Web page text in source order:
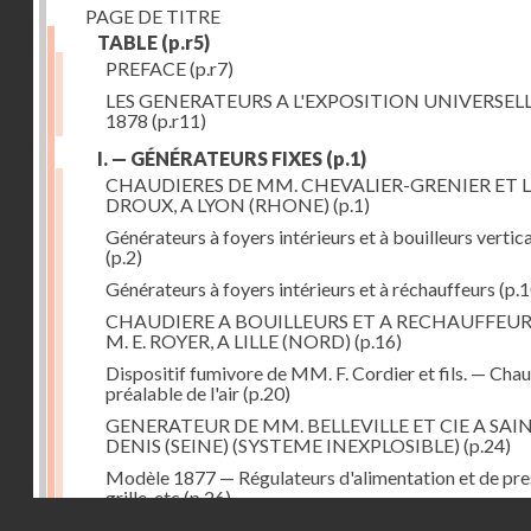
PAGE DE TITRE
TABLE (p.r5)
PREFACE(p.r7)
LES GENERATEURS A L'EXPOSITION
1878 (p.r11)
I. — GÉNÉRATEURS FIXES (p.1)
CHAUDIERES DE MM. CHEVALIER-GRENIER ET
DROUX, A LYON (RHONE) (p.1)
Générateurs à foyers intérieurs et à bouilleurs
(p.2)
Générateurs à foyers intérieurs et à réchauffeurs
CHAUDIERE A BOUILLEURS ET A
M. E. ROYER, A LILLE (NORD) (p.16)
Dispositif fumivore de MM. F. Cordier et fils. —
préalable de l'air(p.20)
GENERATEUR DE MM. BELLEVILLE ET CIE A
DENIS (SEINE) (SYSTEME INEXPLOSIBLE) (p.24)
Modèle 1877 — Régulateurs d'alimentation et de
grille, etc(p.26)